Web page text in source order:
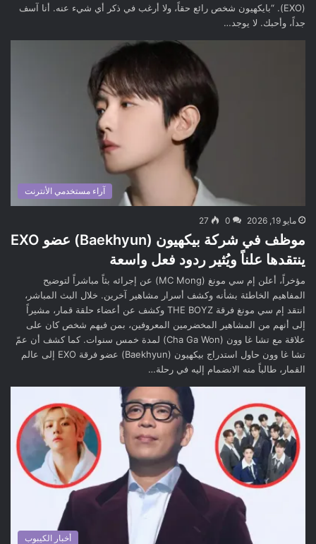
(EXO). “بايكهيون شخص رائع حقاً، ولا أرغب في ذكر أي شيء عنه. أنا آسف
جداً، وأحبك. لا يوجد…
آراء مستخدمي الأنترنت
مايو 19, 2026 0
27
موظف في شركة بيكهيون (Baekhyun) عضو EXO
ينتقدها علناً ويُثير ردود فعل واسعة
مؤخراً، أعلن إم سي مونغ (MC Mong) عن إجرائه بثاً مباشراً لتوضيح
المفاهيم الخاطئة بشأنه وكشف أسرار مشاهير آخرين. خلال البث المباشر،
انتقد إم سي مونغ فرقة THE BOYZ وكشف عن أعضاء حلقة قمار، مشيراً
إلى أنهم من المشاهير المخضرمين المعروفين، بمن فيهم شخص كان على
علاقة مع تشا غا وون (Cha Ga Won) لمدة خمس سنوات. كما كشف أن عمّ
تشا غا وون حاول استدراج بيكهيون (Baekhyun) عضو فرقة EXO إلى عالم
القمار، طالباً منه الانضمام إليه في رحلة…
أخبار الكيبوب